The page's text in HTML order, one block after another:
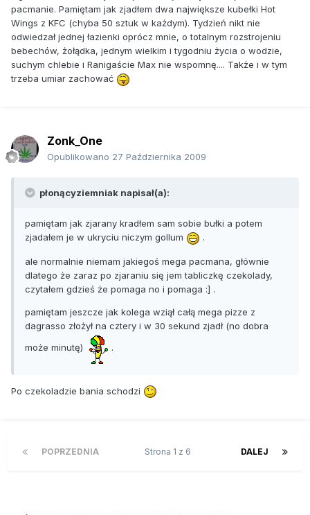
kakao
Wole nie mówić jaki miałem kosmos na drugi dzień😉
Kilka razy zdarzyło mi się mieszać składniki na bace...
makaron z rosołem i dzemem truskawkowym
pacmanie. Pamiętam jak zjadłem dwa największe kubełki Hot
Wings z KFC (chyba 50 sztuk w każdym). Tydzień nikt nie
odwiedzał jednej łazienki oprócz mnie, o totalnym rozstrojeniu
bebechów, żołądka, jednym wielkim i tygodniu życia o wodzie,
suchym chlebie i Ranigaście Max nie wspomnę.... Także i w tym
trzeba umiar zachować
Zonk_One
Opublikowano 27 Października 2009
płonącyziemniak napisał(a):
pamiętam jak zjarany kradłem sam sobie bułki a potem
zjadałem je w ukryciu niczym gollum
.
ale normalnie niemam jakiegoś mega pacmana, głównie
dlatego że zaraz po zjaraniu się jem tabliczkę czekolady,
czytałem gdzieś że pomaga no i pomaga :] .
pamiętam jeszcze jak kolega wziął całą mega pizze z
dagrasso złożył na cztery i w 30 sekund zjadł (no dobra
może minutę)
.
Po czekoladzie bania schodzi
POPRZEDNIA DALEJ
Strona 1 z 6